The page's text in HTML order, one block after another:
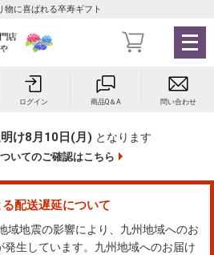
メ
ニ
ー
を
物に喜ばれる卒寿ギフト
ログイン 商品Q＆A 問い合わせ
け8月10日(月) となります
いてのご確認はこちら
る配送遅延について
域地震の影響により、九州地域へのお
生しています。九州地域へのお届け